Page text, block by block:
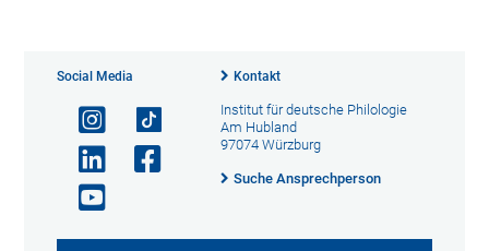
Social Media Kontakt
Institut für deutsche Philologie
Am Hubland
97074 Würzburg
Suche Ansprechperson